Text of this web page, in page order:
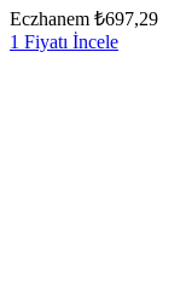
Eczhanem ₺697,29
1 Fiyatı İncele